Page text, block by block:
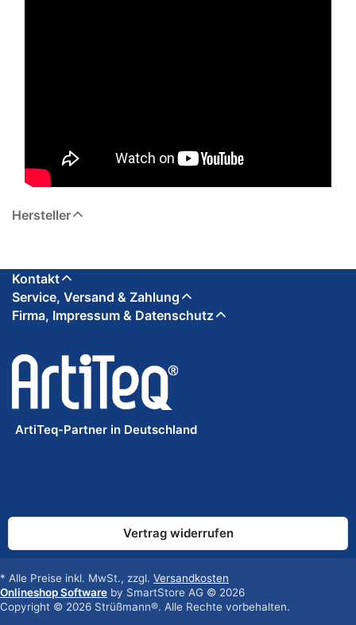
Hersteller
Kontakt
Service, Versand & Zahlung
Firma, Impressum & Datenschutz
ArtiTeq-Partner in Deutschland
Vertrag widerrufen
* Alle Preise inkl. MwSt., zzgl. Versandkosten
Onlineshop Software by SmartStore AG © 2026
Copyright © 2026 Strüßmann®. Alle Rechte vorbehalten.